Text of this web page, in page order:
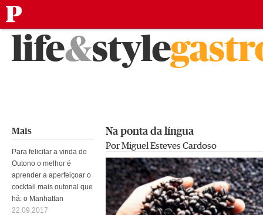
Saltarlife&style
Na ponta da língua
Por Miguel Esteves Cardoso
Mais
Para felicitar a vinda do
Outono o melhor é
aprender a aperfeiçoar o
cocktail mais outonal que
há: o Manhattan
22.09.2017